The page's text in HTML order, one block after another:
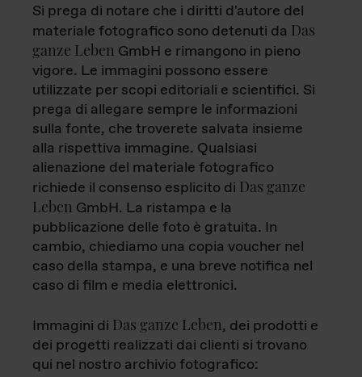
Si prega di notare che i diritti d'autore del
materiale fotografico sono detenuti da Das
ganze Leben GmbH e rimangono in pieno
vigore. Le immagini possono essere
utilizzate per scopi editoriali e scientifici. Si
prega di allegare sempre le informazioni
sulla fonte, che troverete salvata insieme
alla rispettiva immagine. Qualsiasi
alienazione del materiale fotografico
richiede il consenso esplicito di Das ganze
Leben GmbH. La ristampa e la
pubblicazione delle foto è gratuita. In
cambio, chiediamo una copia voucher nel
caso della stampa, e una breve notifica nel
caso di film e media elettronici.
Immagini di Das ganze Leben, dei prodotti e
dei progetti realizzati dai clienti si trovano
qui nel nostro archivio fotografico: